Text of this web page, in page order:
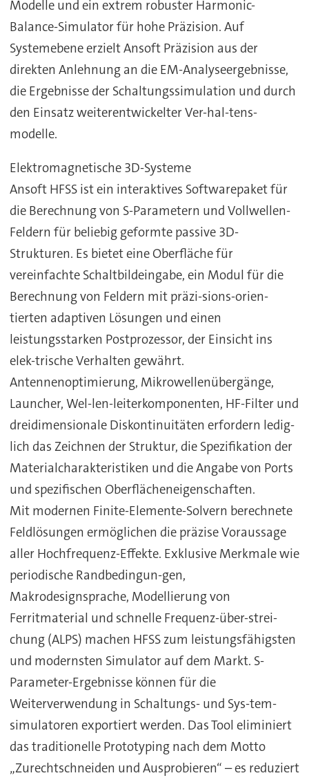
Modelle und ein extrem robuster Harmonic-
Balance-Simulator für hohe Präzision. Auf
Systemebene erzielt Ansoft Präzision aus der
direkten Anlehnung an die EM-Analyseergebnisse,
die Ergebnisse der Schaltungssimulation und durch
den Einsatz weiterentwickelter Ver-hal-tens-
modelle.
Elektromagnetische 3D-Systeme
Ansoft HFSS ist ein interaktives Softwarepaket für
die Berechnung von S-Parametern und Vollwellen-
Feldern für beliebig geformte passive 3D-
Strukturen. Es bietet eine Oberfläche für
vereinfachte Schaltbildeingabe, ein Modul für die
Berechnung von Feldern mit präzi-sions-orien-
tierten adaptiven Lösungen und einen
leistungsstarken Postprozessor, der Einsicht ins
elek-trische Verhalten gewährt.
Antennenoptimierung, Mikrowellenübergänge,
Launcher, Wel-len-leiterkomponenten, HF-Filter und
dreidimensionale Diskontinuitäten erfordern ledig-
lich das Zeichnen der Struktur, die Spezifikation der
Materialcharakteristiken und die Angabe von Ports
und spezifischen Oberflächeneigenschaften.
Mit modernen Finite-Elemente-Solvern berechnete
Feldlösungen ermöglichen die präzise Voraussage
aller Hochfrequenz-Effekte. Exklusive Merkmale wie
periodische Randbedingun-gen,
Makrodesignsprache, Modellierung von
Ferritmaterial und schnelle Frequenz-über-strei-
chung (ALPS) machen HFSS zum leistungsfähigsten
und modernsten Simulator auf dem Markt. S-
Parameter-Ergebnisse können für die
Weiterverwendung in Schaltungs- und Sys-tem-
simulatoren exportiert werden. Das Tool eliminiert
das traditionelle Prototyping nach dem Motto
„Zurechtschneiden und Ausprobieren“ – es reduziert